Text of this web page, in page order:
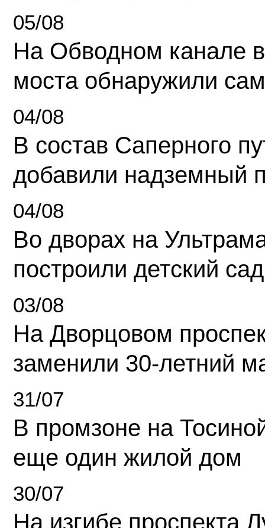
05/08
На Обводном канале
моста обнаружили
04/08
В состав Саперного
добавили надземный
04/08
Во дворах на
построили детский сад
03/08
На Дворцовом
заменили 30-летний
31/07
В промзоне на
еще один жилой дом
30/07
На изгибе проспекта